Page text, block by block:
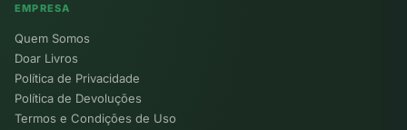
EMPRESA
Quem Somos
Doar Livros
Política de Privacidade
Política de Devoluções
Termos e Condições de Uso